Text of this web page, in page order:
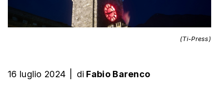
(Ti-Press)
16 luglio 2024 di Fabio Barenco